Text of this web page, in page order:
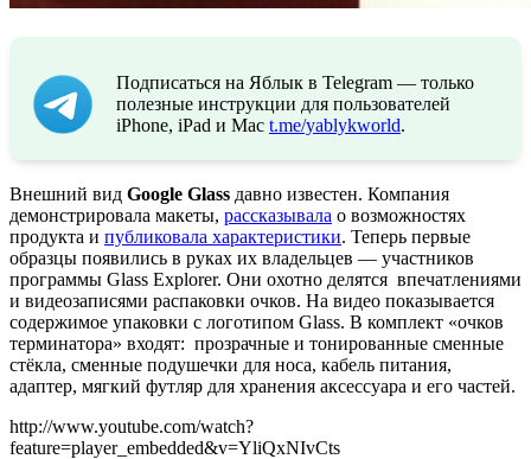
Подписаться на Яблык в Telegram — только
полезные инструкции для пользователей
iPhone, iPad и Mac t.me/yablykworld.
Внешний вид Google Glass давно известен. Компания
демонстрировала макеты, рассказывала о возможностях
продукта и публиковала характеристики. Теперь первые
образцы появились в руках их владельцев — участников
программы Glass Explorer. Они охотно делятся впечатлениями
и видеозаписями распаковки очков. На видео показывается
содержимое упаковки с логотипом Glass. В комплект «очков
терминатора» входят: прозрачные и тонированные сменные
стёкла, сменные подушечки для носа, кабель питания,
адаптер, мягкий футляр для хранения аксессуара и его частей.
http://www.youtube.com/watch?
feature=player_embedded&v=YliQxNIvCts